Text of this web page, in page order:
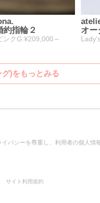
約指輪２
ンクG:¥209,000～
オー
)をもっとみる
バシーを尊重し、利用者の個人情
サイト利用規約